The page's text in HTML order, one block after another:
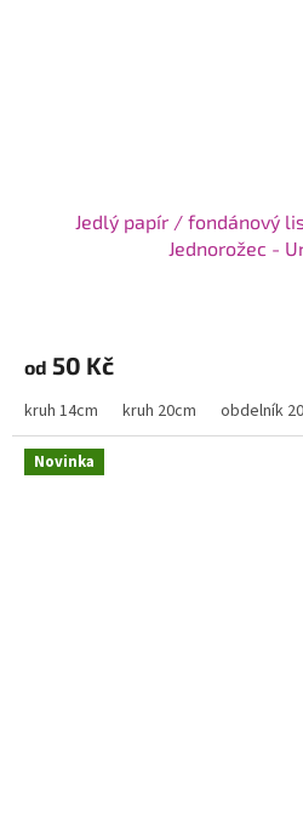
Jedlý papír / fondánový
Jednorožec -
od 50 Kč
kruh 14cm kruh 20cm obdelník
Novinka